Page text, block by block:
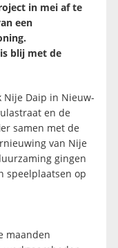
in mei af te
een
blij met de
Nije Daip in Nieuw-
en de
samen met de
van Nije
gingen
speelplaatsen op
maanden